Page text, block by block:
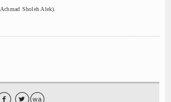
Sholeh Alek).
  wa